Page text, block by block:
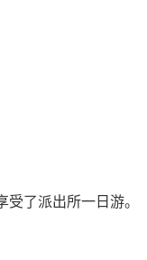
了派出所一日游。